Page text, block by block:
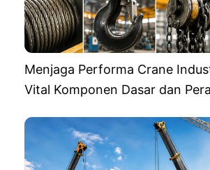
Menjaga Performa Crane
Vital Komponen Dasar dan